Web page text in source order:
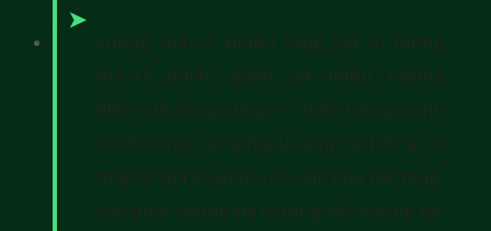
Lượng mã cổ phiếu tăng giá ít, lượng
mã cổ phiếu giảm giá nhiều, nhưng
điểm chỉ số vẫn tăng => hiện tượng xanh
vỏ đỏ lòng, có nghĩa là tăng là bởi vì có
một số mã cổ phiếu có vốn hóa lớn tăng,
còn nhìn chung thị trường vẫn không lạc